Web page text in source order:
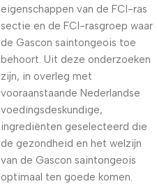
eigenschappen van de FCI-ras
sectie en de FCI-rasgroep waar
de Gascon saintongeois toe
behoort. Uit deze onderzoeken
zijn, in overleg met
vooraanstaande Nederlandse
voedingsdeskundige,
ingrediënten geselecteerd die
de gezondheid en het welzijn
van de Gascon saintongeois
optimaal ten goede komen.